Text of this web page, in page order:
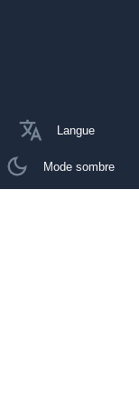
Langue
Mode sombre